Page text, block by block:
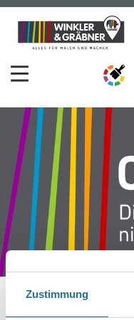
Zustimmung
Zum
Inhalt
Zum
Navigationsmenü